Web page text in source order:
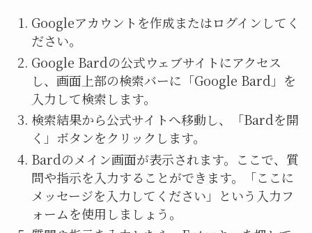
Googleアカウントを作成またはログインしてく
ださい。
Google Bardの公式ウェブサイトにアクセス
し、画面上部の検索バーに「Google Bard」を
入力して検索します。
検索結果から公式サイトへ移動し、「Bardを開
く」ボタンをクリックします。
Bardのメイン画面が表示されます。ここで、質
問や指示を入力することができます。「ここに
メッセージを入力してください」という入力フ
ォームを使用しましょう。